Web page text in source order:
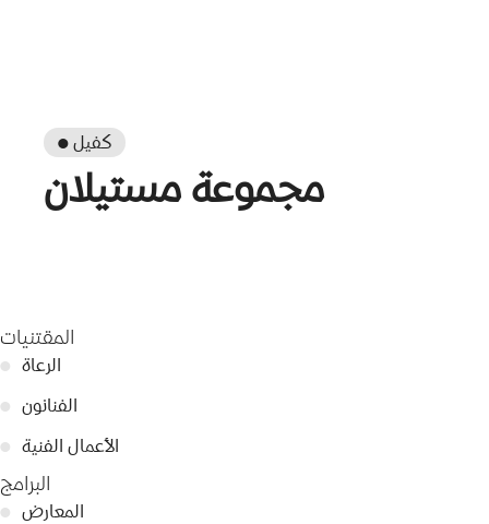
● كفيل
مجموعة مستيلان
المقتنيات
● الرعاة
● الفنانون
● الأعمال الفنية
البرامج
● المعارض